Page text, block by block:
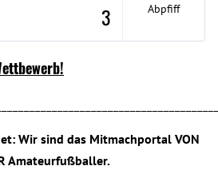
3
Abpfiff
Wir sind das Mitmachportal VON
Amateurfußballer.